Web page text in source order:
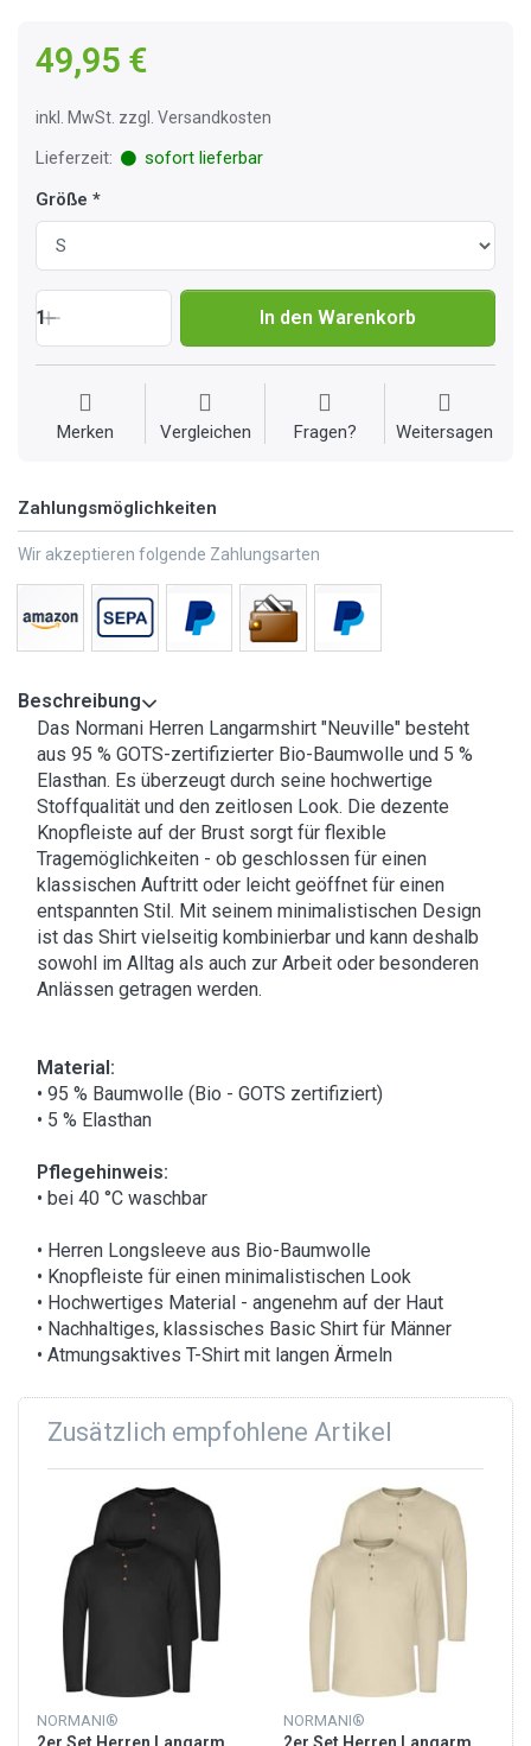
49,95 €
inkl. MwSt. zzgl. Versandkosten
Lieferzeit:
sofort lieferbar
Größe
1 In den Warenkorb
Merken Vergleichen Fragen? Weitersagen
Zahlungsmöglichkeiten
Wir akzeptieren folgende Zahlungsarten
Beschreibung
Das Normani Herren Langarmshirt "Neuville" besteht
aus 95 % GOTS-zertifizierter Bio-Baumwolle und 5 %
Elasthan. Es überzeugt durch seine hochwertige
Stoffqualität und den zeitlosen Look. Die dezente
Knopfleiste auf der Brust sorgt für flexible
Tragemöglichkeiten - ob geschlossen für einen
klassischen Auftritt oder leicht geöffnet für einen
entspannten Stil. Mit seinem minimalistischen Design
ist das Shirt vielseitig kombinierbar und kann deshalb
sowohl im Alltag als auch zur Arbeit oder besonderen
Anlässen getragen werden.
Material:
• 95 % Baumwolle (Bio - GOTS zertifiziert)
• 5 % Elasthan
Pflegehinweis:
• bei 40 °C waschbar
• Herren Longsleeve aus Bio-Baumwolle
• Knopfleiste für einen minimalistischen Look
• Hochwertiges Material - angenehm auf der Haut
• Nachhaltiges, klassisches Basic Shirt für Männer
• Atmungsaktives T-Shirt mit langen Ärmeln
Zusätzlich empfohlene Artikel
NORMANI® NORMANI®